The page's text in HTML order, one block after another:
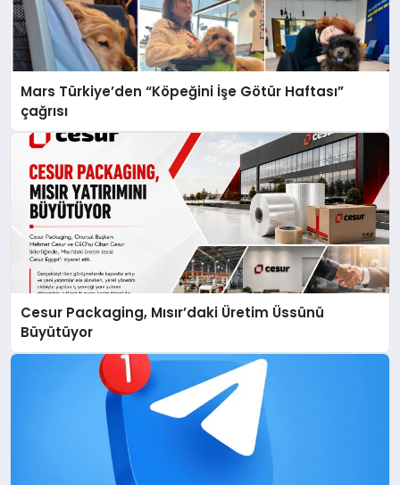
Mars Türkiye’den “Köpeğini İşe Götür Haftası”
çağrısı
Cesur Packaging, Mısır’daki Üretim Üssünü
Büyütüyor